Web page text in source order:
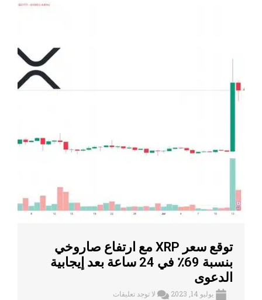
توقع سعر XRP مع ارتفاع صاروخي
بنسبة 69٪ في 24 ساعة بعد إيجابية
الدعوى
يوليو 14, 2023 لا توجد تعليقات